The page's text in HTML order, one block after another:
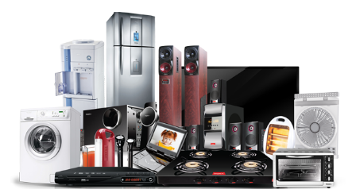
Elektro
OK